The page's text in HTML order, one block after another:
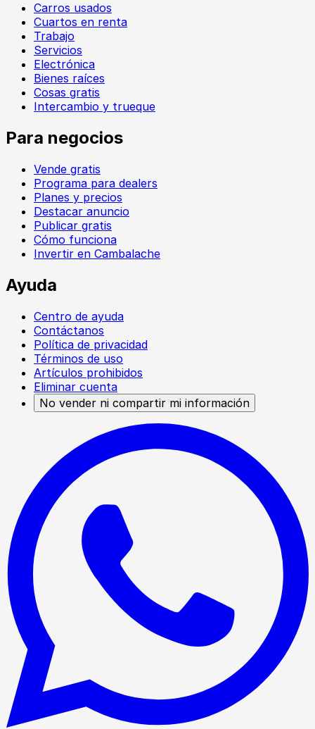
Carros usados
Cuartos en renta
Trabajo
Servicios
Electrónica
Bienes raíces
Cosas gratis
Intercambio y trueque
Para negocios
Vende gratis
Programa para dealers
Planes y precios
Destacar anuncio
Publicar gratis
Cómo funciona
Invertir en Cambalache
Ayuda
Centro de ayuda
Contáctanos
Política de privacidad
Términos de uso
Artículos prohibidos
Eliminar cuenta
No vender ni compartir mi información